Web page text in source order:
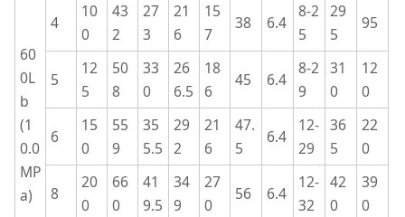
60
0L
b
(1
0.0
MP
a)
4
10
0
43
2
27
3
21
6
15
7
38 6.4
8-2
5
29
5
95
5
12
5
50
8
33
0
26
6.5
18
6
45 6.4
8-2
9
31
0
12
0
6
15
0
55
9
35
5.5
29
2
21
6
47.
5
6.4
12-
29
36
5
22
0
8
20
0
66
0
41
9.5
34
9
27
0
56 6.4
12-
32
42
0
39
0